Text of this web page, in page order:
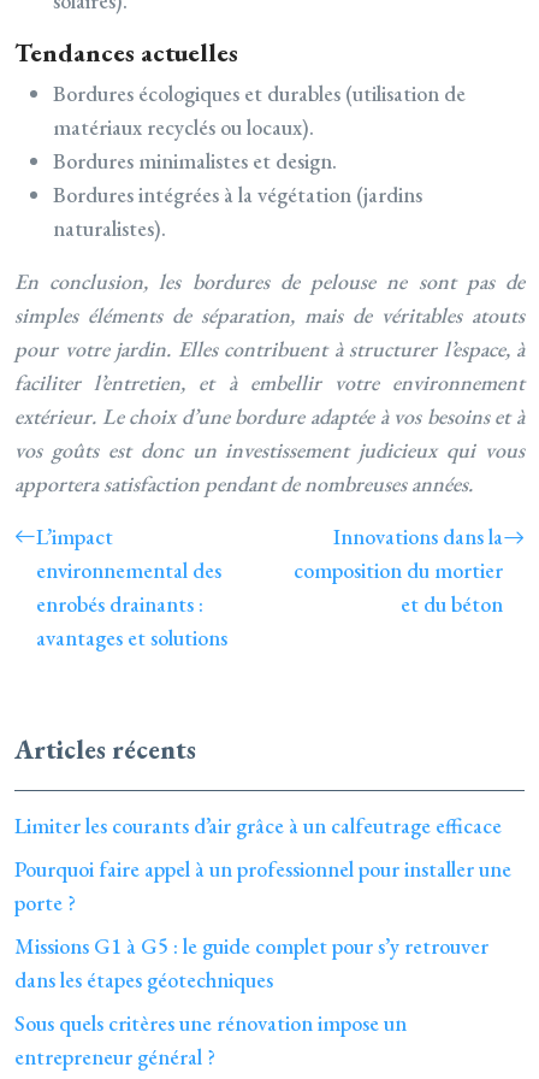
Tendances actuelles
Bordures écologiques et durables (utilisation de
matériaux recyclés ou locaux).
Bordures minimalistes et design.
Bordures intégrées à la végétation (jardins
naturalistes).
En conclusion, les bordures de pelouse ne sont pas de
simples éléments de séparation, mais de véritables atouts
pour votre jardin. Elles contribuent à structurer l’espace, à
faciliter l’entretien, et à embellir votre environnement
extérieur. Le choix d’une bordure adaptée à vos besoins et à
vos goûts est donc un investissement judicieux qui vous
apportera satisfaction pendant de nombreuses années.
L’impact
environnemental des
enrobés drainants :
avantages et solutions
Innovations dans la
composition du mortier
et du béton
Articles récents
Limiter les courants d’air grâce à un calfeutrage efficace
Pourquoi faire appel à un professionnel pour installer une
porte ?
Missions G1 à G5 : le guide complet pour s’y retrouver
dans les étapes géotechniques
Sous quels critères une rénovation impose un
entrepreneur général ?